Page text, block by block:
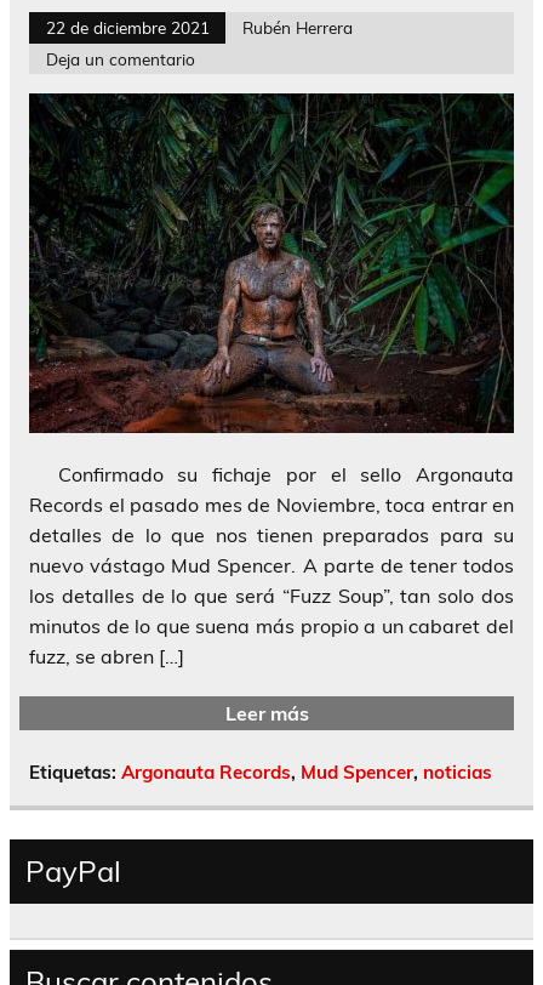
22 de diciembre 2021
Rubén Herrera
Deja un comentario
Confirmado su fichaje por el sello Argonauta
Records el pasado mes de Noviembre, toca entrar en
detalles de lo que nos tienen preparados para su
nuevo vástago Mud Spencer. A parte de tener todos
los detalles de lo que será “Fuzz Soup”, tan solo dos
minutos de lo que suena más propio a un cabaret del
fuzz, se abren […]
Leer más
Etiquetas: Argonauta Records, Mud Spencer, noticias
PayPal